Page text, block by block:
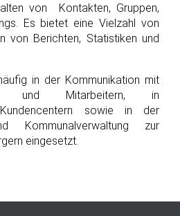
von Kontakten, Gruppen,
Es bietet eine Vielzahl von
von Berichten, Statistiken und
in der Kommunikation mit
und Mitarbeitern, in
Kundencentern sowie in der
Kommunalverwaltung zur
eingesetzt.